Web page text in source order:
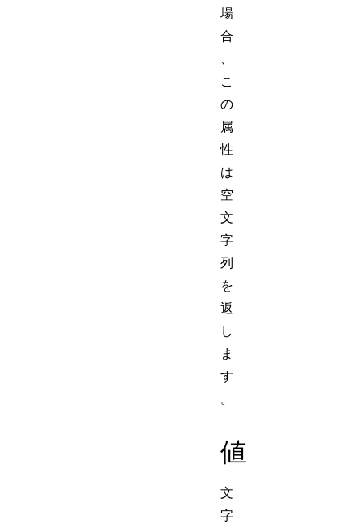
場
合
、
こ
の
属
性
は
空
文
字
列
を
返
し
ま
す
。
値
文
字